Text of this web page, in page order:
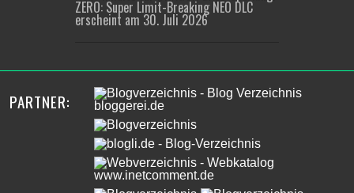
ZERO: Super Limit-Breaking NEO DLC
erscheint am 30. Juli 2026
PARTNER: